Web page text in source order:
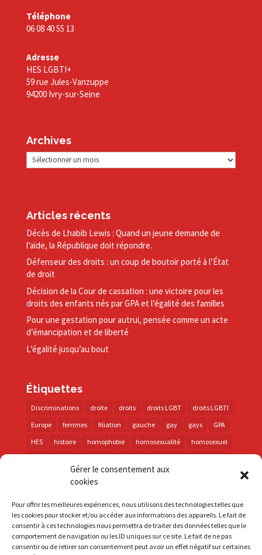
Gérer le consentement aux
cookies
Pour offrir les meilleures expériences, nous utilisons des technologies telles que
les cookies pour stocker et/ou accéder aux informations des appareils. Le fait de
consentir à ces technologies nous permettra de traiter des données telles que le
comportement de navigation ou les ID uniques sur ce site. Le fait de ne pas
consentir ou de retirer son consentement peut avoir un effet négatif sur certaines
Téléphone
06 08 40 55 13
Adresse
HES LGBTI+
59 rue Jules-Vanzuppe
94200 Ivry-sur-Seine
Archives
Archives
Articles récents
Décès de Lhabib Lewis : Quand un jeune demande de
l’aide, la République doit répondre.
Défenseur des droits : un coup de boutoir porté à l’État
de droit
Décision de la Cour de cassation : une victoire pour les
droits des enfants nés par GPA et l’égalité des familles
Pour une gestation pour autrui, pensée comme un acte
d’émancipation et de liberté
L’égalité jusqu’au bout
Étiquettes
Discriminations droite droits droits LGBT
droits LGBTI
Europe
femmes filiation gauche gay gays
GPA
HES
histoire homophobie homosexualité
homosexuel
personnes trans
PMA police propositions
prévention
santé
sida trans transphobie UE
Union européenne
vih
violences visibilité élections